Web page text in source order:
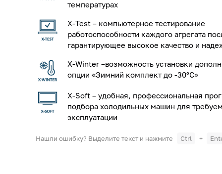
температурах
X-Test – компьютерное тестирование
работоспособности каждого агрегата
гарантирующее высокое качество и
X-Winter –возможность установки
опции «Зимний комплект до -30°С»
X-Soft – удобная, профессиональная
подбора холодильных машин для
эксплуатации
Нашли ошибку? Выделите текст и нажмите Ctrl +